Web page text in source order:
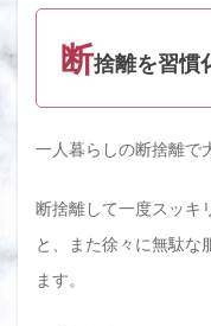
断捨離を習慣
一人暮らしの断捨離で
断捨離して一度スッキ
と、また徐々に無駄な
ます。